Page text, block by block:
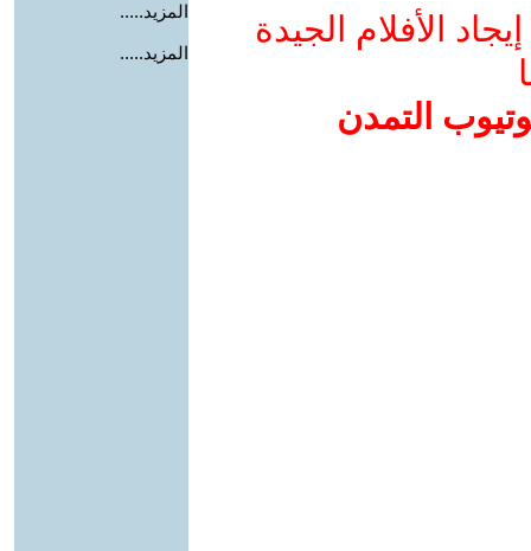
الأفلام الجيدة
التمدن
المزيد.....
المزيد.....